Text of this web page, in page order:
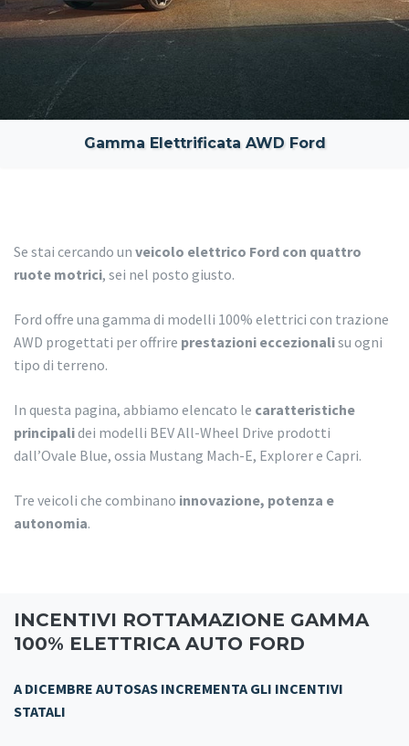
Gamma Elettrificata AWD Ford
Se stai cercando un veicolo elettrico Ford con quattro
ruote motrici, sei nel posto giusto.
Ford offre una gamma di modelli 100% elettrici con trazione
AWD progettati per offrire prestazioni eccezionalisu ogni
tipo di terreno.
In questa pagina, abbiamo elencato le caratteristiche
principalidei modelli BEV All-Wheel Drive prodotti
dall’Ovale Blue, ossia Mustang Mach-E, Explorer e Capri.
Tre veicoli che combinano innovazione, potenza e
autonomia.
INCENTIVI ROTTAMAZIONE GAMMA
100% ELETTRICA AUTO FORD
A DICEMBRE AUTOSAS INCREMENTA GLI INCENTIVI
STATALI